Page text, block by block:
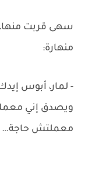
سهى قربت
منهارة:
- لمار، أبوس
ويصدق إني
معملتش حاجة…